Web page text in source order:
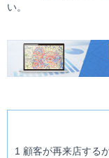
い。
1 顧客が再来店する